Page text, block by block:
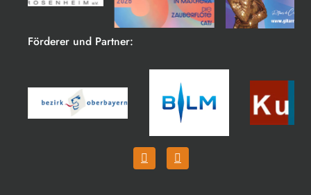
Förderer und Partner: